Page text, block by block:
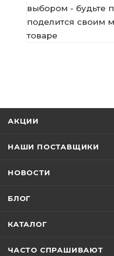
выбором - будьте
поделится своим
товаре
АКЦИИ
НАШИ ПОСТАВЩИКИ
НОВОСТИ
БЛОГ
КАТАЛОГ
ЧАСТО СПРАШИВАЮТ